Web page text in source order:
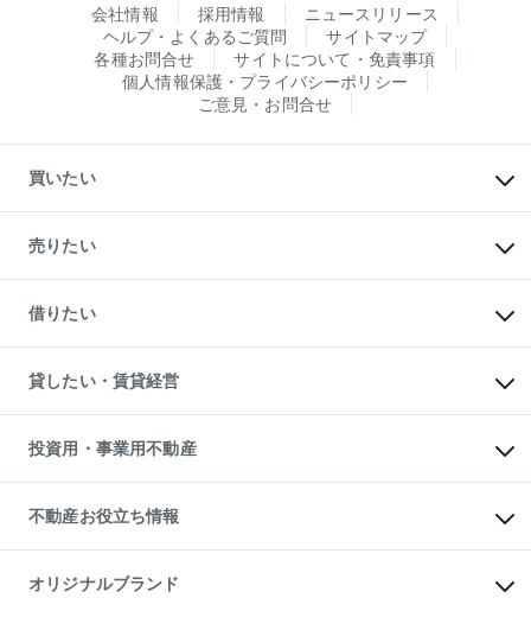
会社情報 採用情報
ニュースリリース
ヘルプ・よくあるご質問
サイトマップ
各種お問合せ
サイトについて・免責事項
個人情報保護・プライバシーポリシー
ご意見・お問合せ
買いたい
新築・分譲マンションの購入
中古マンションの購入
一戸建ての購入
中古一戸建ての購入
不動産購入の流れ
注目キーワード物件特集
購入ガイド
English 繁体中文簡体中文
売りたい
一戸建ての売却・査定
土地の売却・査定
スピードAI査定
不動産査定について
不動産売却の流れ
不動産買換えの流れ
売却ガイド
借りたい
オフィス・店舗の賃貸
借りるときの流れ
借りるガイド
貸したい・賃貸経営
マンション賃料データ
賃貸管理プラン
リロケーションについて
貸すガイド
投資用・事業用不動産
事業用不動産
マンション投資
投資用マンション
アパート経営
不動産お役立ち情報
マンションライブラリー
人気マンションランキング
オリジナルブランド